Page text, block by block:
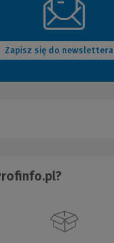
Zapisz się do newslettera
(Nowe
okno)